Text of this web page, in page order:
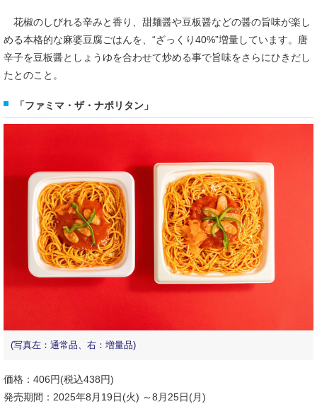
花椒のしびれる辛みと香り、甜麺醤や豆板醤などの醤の旨味が楽し
める本格的な麻婆豆腐ごはんを、“ざっくり40%”増量しています。唐
辛子を豆板醤としょうゆを合わせて炒める事で旨味をさらにひきだし
たとのこと。
「ファミマ・ザ・ナポリタン」
(写真左：通常品、右：増量品)
価格：406円(税込438円)
発売期間：2025年8月19日(火) ～8月25日(月)